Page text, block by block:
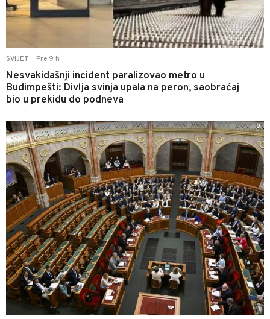
SVIJET Pre 9 h
Nesvakidašnji incident paralizovao metro u
Budimpešti: Divlja svinja upala na peron, saobraćaj
bio u prekidu do podneva
0